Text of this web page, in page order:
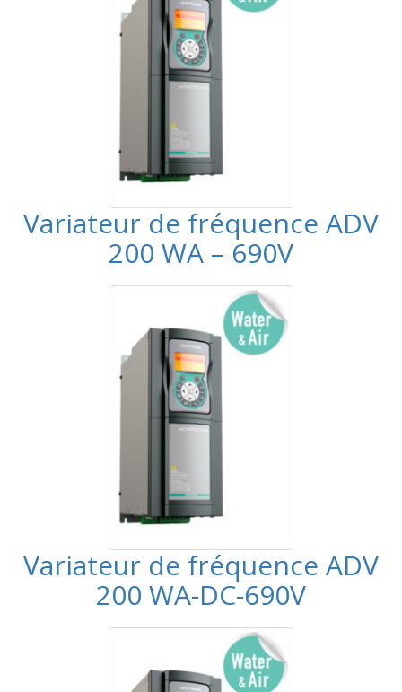
Variateur de fréquence ADV
200 WA – 690V
Variateur de fréquence ADV
200 WA-DC-690V